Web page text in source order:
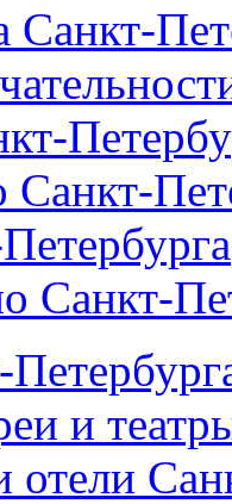
Санкт-
Санкт-
Санкт-
и